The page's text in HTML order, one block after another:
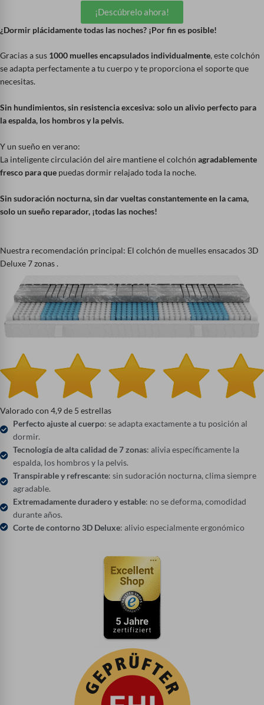
¡Descúbrelo ahora!
¿Dormir plácidamente todas las noches? ¡Por fin es posible!
Gracias a sus 1000 muelles encapsulados individualmente, este colchón
se adapta perfectamente a tu cuerpo y te proporciona el soporte que
necesitas.
Sin hundimientos, sin resistencia excesiva: solo un alivio perfecto para
la espalda, los hombros y la pelvis.
Y un sueño en verano:
La inteligente circulación del aire mantiene el colchón agradablemente
fresco para que puedas dormir relajado toda la noche.
Sin sudoración nocturna, sin dar vueltas constantemente en la cama,
solo un sueño reparador, ¡todas las noches!
Nuestra recomendación principal: El colchón de muelles ensacados 3D
Deluxe 7 zonas .
Valorado con 4,9 de 5 estrellas
Perfecto ajuste al cuerpo: se adapta exactamente a tu posición al
dormir.
Tecnología de alta calidad de 7 zonas: alivia específicamente la
espalda, los hombros y la pelvis.
Transpirable y refrescante: sin sudoración nocturna, clima siempre
agradable.
Extremadamente duradero y estable: no se deforma, comodidad
durante años.
Corte de contorno 3D Deluxe: alivio especialmente ergonómico